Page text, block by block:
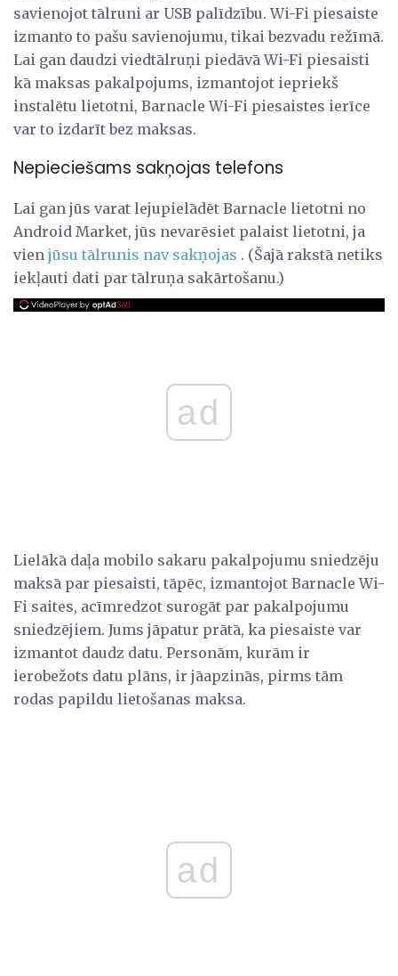
savienojot tālruni ar USB palīdzību. Wi-Fi piesaiste
izmanto to pašu savienojumu, tikai bezvadu režīmā.
Lai gan daudzi viedtālruņi piedāvā Wi-Fi piesaisti
kā maksas pakalpojums, izmantojot iepriekš
instalētu lietotni, Barnacle Wi-Fi piesaistes ierīce
var to izdarīt bez maksas.
Nepieciešams sakņojas telefons
Lai gan jūs varat lejupielādēt Barnacle lietotni no
Android Market, jūs nevarēsiet palaist lietotni, ja
vien jūsu tālrunis nav sakņojas . (Šajā rakstā netiks
iekļauti dati par tālruņa sakārtošanu.)
ad
Lielākā daļa mobilo sakaru pakalpojumu sniedzēju
maksā par piesaisti, tāpēc, izmantojot Barnacle Wi-
Fi saites, acīmredzot surogāt par pakalpojumu
sniedzējiem. Jums jāpatur prātā, ka piesaiste var
izmantot daudz datu. Personām, kurām ir
ierobežots datu plāns, ir jāapzinās, pirms tām
rodas papildu lietošanas maksa.
ad